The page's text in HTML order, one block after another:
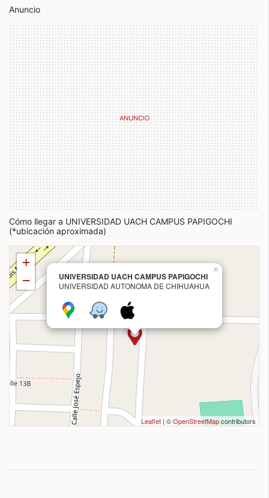
Anuncio
Cómo llegar a UNIVERSIDAD UACH CAMPUS PAPIGOCHI
(*ubicación aproximada)
UNIVERSIDAD UACH CAMPUS PAPIGOCHI
UNIVERSIDAD AUTONOMA DE CHIHUAHUA
×
+
−
Leaflet | ©OpenStreetMapcontributors